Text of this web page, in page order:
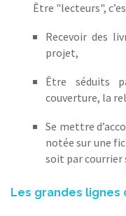
Être "lecteurs",
Recevoir des
projet,
Être séduits
couverture, la
Se mettre
notée sur une
soit par courrier
Les grandes lignes